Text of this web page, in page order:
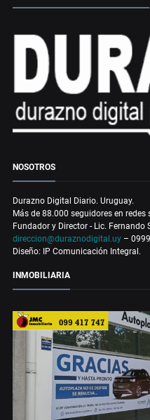
NOSOTROS
Durazno Digital Diario. Uruguay.
Más de 88.000 seguidores en redes
Fundador y Director - Lic. Fernando
direccion@duraznodigital.uy –
Diseño: IP Comunicación Integral.
INMOBILIARIA